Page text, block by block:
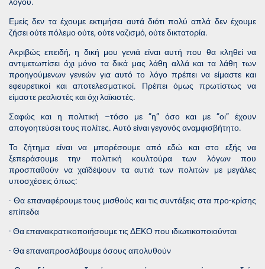
Εμείς δεν τα έχουμε εκτιμήσει αυτά διότι πολύ απλά δεν έχουμε
ζήσει ούτε πόλεμο ούτε, ούτε ναζισμό, ούτε δικτατορία.
Ακριβώς επειδή, η δική μου γενιά είναι αυτή που θα κληθεί να
αντιμετωπίσει όχι μόνο τα δικά μας λάθη αλλά και τα λάθη των
προηγούμενων γενεών για αυτό το λόγο πρέπει να είμαστε και
εφευρετικοί και αποτελεσματικοί. Πρέπει όμως πρωτίστως να
είμαστε ρεαλιστές και όχι λαϊκιστές.
Σαφώς και η πολιτική –τόσο με “η” όσο και με “οι” έχουν
απογοητεύσει τους πολίτες. Αυτό είναι γεγονός αναμφισβήτητο.
Το ζήτημα είναι να μπορέσουμε από εδώ και στο εξής να
ξεπεράσουμε την πολιτική κουλτούρα των λόγων που
προσπαθούν να χαϊδέψουν τα αυτιά των πολιτών με μεγάλες
υποσχέσεις όπως:
· Θα επαναφέρουμε τους μισθούς και τις συντάξεις στα προ-κρίσης
επίπεδα
· Θα επανακρατικοποιήσουμε τις ΔΕΚΟ που ιδιωτικοποιούνται
· Θα επαναπροσλάβουμε όσους απολυθούν